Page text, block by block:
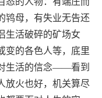
鸨母，有失业无告还
生活破碎的矿场女
变的各色人等，底里
生活的信念——看到
放火也好，机关算尽